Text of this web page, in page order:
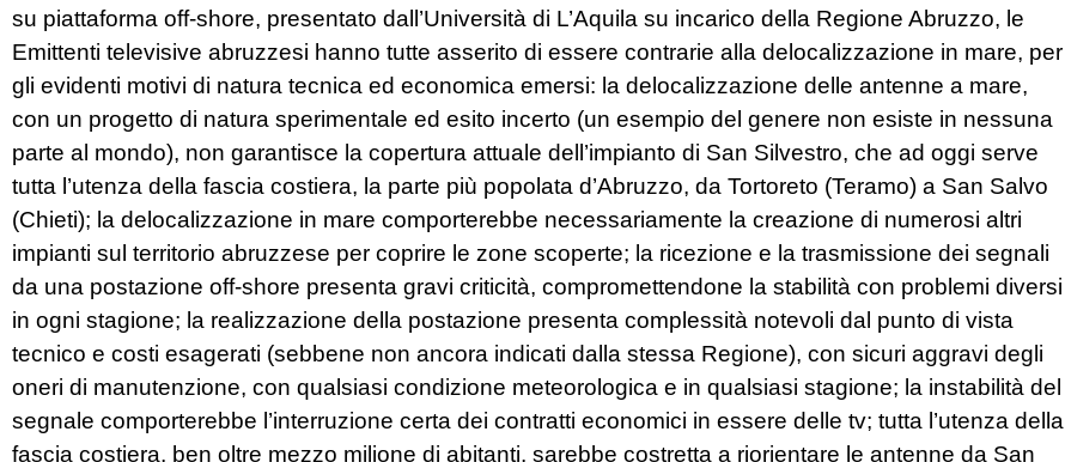
su piattaforma off-shore, presentato dall’Università di L’Aquila su incarico della Regione Abruzzo, le
Emittenti televisive abruzzesi hanno tutte asserito di essere contrarie alla delocalizzazione in mare, per
gli evidenti motivi di natura tecnica ed economica emersi: la delocalizzazione delle antenne a mare,
con un progetto di natura sperimentale ed esito incerto (un esempio del genere non esiste in nessuna
parte al mondo), non garantisce la copertura attuale dell’impianto di San Silvestro, che ad oggi serve
tutta l’utenza della fascia costiera, la parte più popolata d’Abruzzo, da Tortoreto (Teramo) a San Salvo
(Chieti); la delocalizzazione in mare comporterebbe necessariamente la creazione di numerosi altri
impianti sul territorio abruzzese per coprire le zone scoperte; la ricezione e la trasmissione dei segnali
da una postazione off-shore presenta gravi criticità, compromettendone la stabilità con problemi diversi
in ogni stagione; la realizzazione della postazione presenta complessità notevoli dal punto di vista
tecnico e costi esagerati (sebbene non ancora indicati dalla stessa Regione), con sicuri aggravi degli
oneri di manutenzione, con qualsiasi condizione meteorologica e in qualsiasi stagione; la instabilità del
segnale comporterebbe l’interruzione certa dei contratti economici in essere delle tv; tutta l’utenza della
fascia costiera, ben oltre mezzo milione di abitanti, sarebbe costretta a riorientare le antenne da San